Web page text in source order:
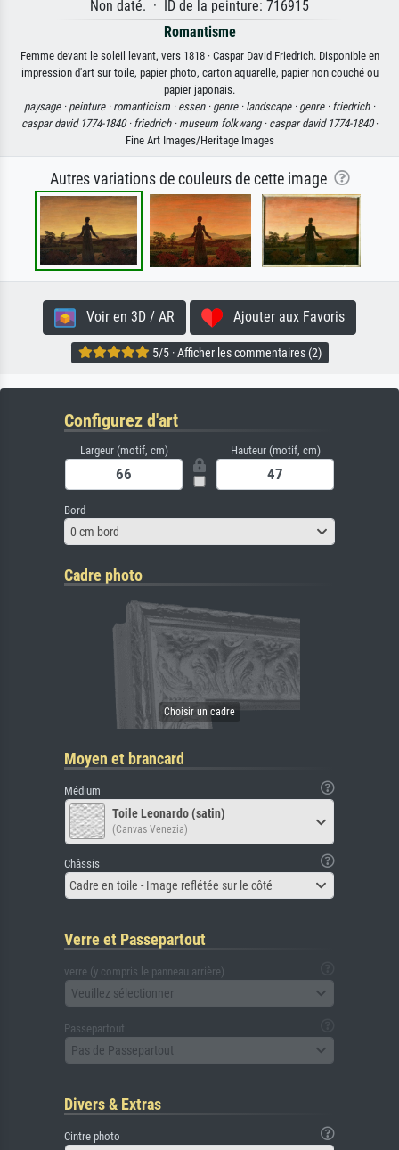
Non daté. · ID de la peinture: 716915
Romantisme
Femme devant le soleil levant, vers 1818 · Caspar David Friedrich. Disponible en
impression d'art sur toile, papier photo, carton aquarelle, papier non couché ou
papier japonais.
paysage · peinture · romanticism · essen · genre · landscape · genre · friedrich ·
caspar david 1774-1840 · friedrich · museum folkwang · caspar david 1774-1840·
Fine Art Images/Heritage Images
Autres variations de couleurs de cette image
Voir en 3D / AR Ajouter aux Favoris
5/5 · Afficher les commentaires (2)
Configurez d'art
Largeur (motif, cm) Hauteur (motif, cm)
Bord
0 cm bord
Cadre photo
Moyen et brancard
Médium
Toile Leonardo (satin)
(Canvas Venezia)
Châssis
Cadre en toile - Image reflétée sur le côté
Verre et Passepartout
verre (y compris le panneau arrière)
Veuillez sélectionner
Passepartout
Pas de Passepartout
Divers & Extras
Cintre photo